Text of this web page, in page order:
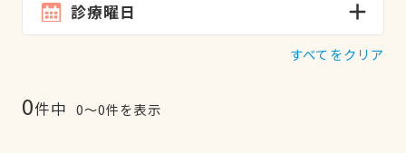
診療曜日
すべてをクリア
0件中 0〜0件を表示